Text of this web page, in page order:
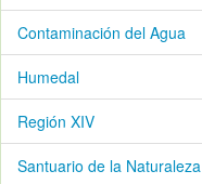
Contaminación del Agua
Humedal
Región XIV
Santuario de la Naturaleza